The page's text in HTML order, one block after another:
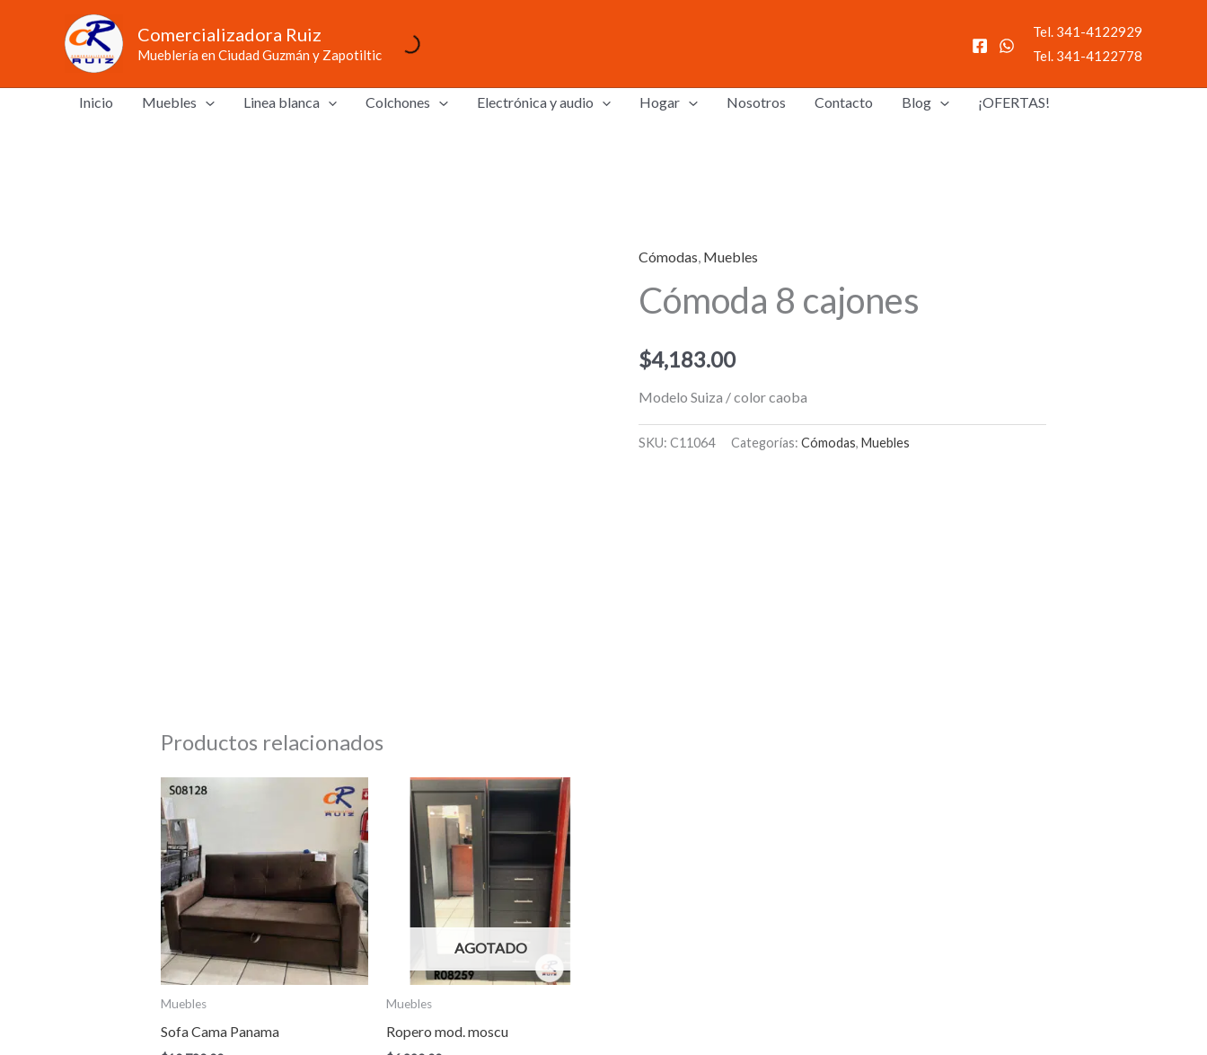
Comercializadora Ruiz
Mueblería en Ciudad Guzmán y Zapotiltic
Tel. 341-4122929
Tel. 341-4122778
Inicio Muebles Linea blanca Colchones Electrónica y audio Hogar Nosotros Contacto Blog ¡OFERTAS!
Cómodas, Muebles
Cómoda 8 cajones
$4,183.00
Modelo Suiza / color caoba
SKU:C11064 Categorías:Cómodas,Muebles
Productos relacionados
Muebles
Sofa Cama Panama
AGOTADO
Muebles
Ropero mod. moscu